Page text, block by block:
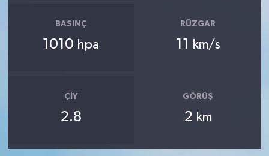
BASINÇ
1010 hpa
RÜZGAR
11 km/s
ÇIY
2.8
GÖRÜŞ
2 km